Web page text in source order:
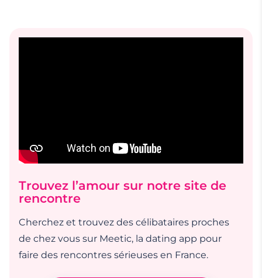
Trouvez l’amour sur notre site de
rencontre
Cherchez et trouvez des célibataires proches
de chez vous sur Meetic, la dating app pour
faire des rencontres sérieuses en France.